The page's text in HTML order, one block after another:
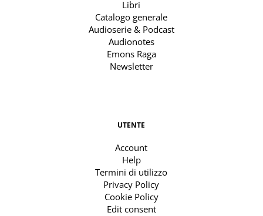
Libri
Catalogo generale
Audioserie & Podcast
Audionotes
Emons Raga
Newsletter
UTENTE
Account
Help
Termini di utilizzo
Privacy Policy
Cookie Policy
Edit consent